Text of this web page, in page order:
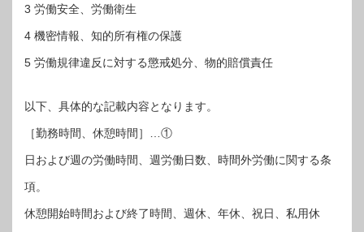
3 労働安全、労働衛生
4 機密情報、知的所有権の保護
5 労働規律違反に対する懲戒処分、物的賠償責任
以下、具体的な記載内容となります。
［勤務時間、休憩時間］…①
日および週の労働時間、週労働日数、時間外労働に関する条
項。
休憩開始時間および終了時間、週休、年休、祝日、私用休